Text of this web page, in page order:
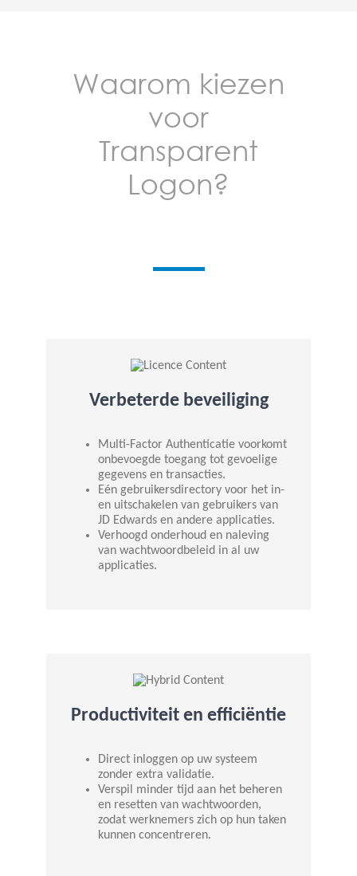
Waarom kiezen
voor
Transparent
Logon?
Verbeterde beveiliging
Multi-Factor Authenticatie voorkomt
onbevoegde toegang tot gevoelige
gegevens en transacties.
Eén gebruikersdirectory voor het in-
en uitschakelen van gebruikers van
JD Edwards en andere applicaties.
Verhoogd onderhoud en naleving
van wachtwoordbeleid in al uw
applicaties.
Productiviteit en efficiëntie
Direct inloggen op uw systeem
zonder extra validatie.
Verspil minder tijd aan het beheren
en resetten van wachtwoorden,
zodat werknemers zich op hun taken
kunnen concentreren.